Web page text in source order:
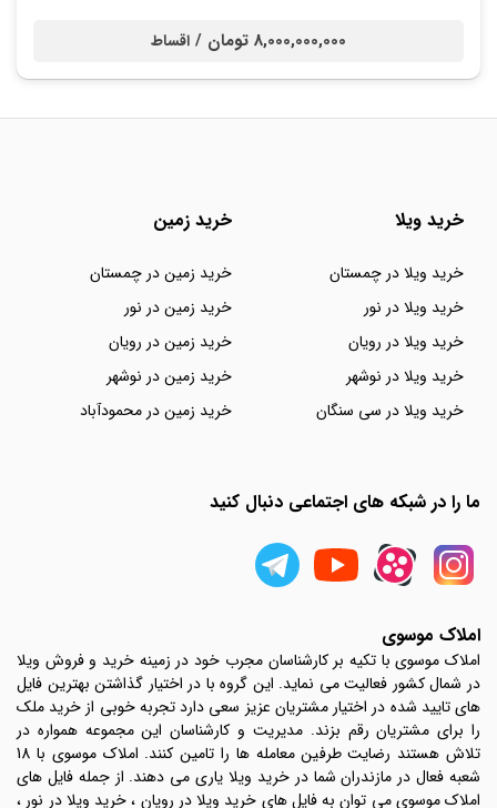
8,000,000,000 تومان / اقساط
خرید ویلا
خرید ویلا در چمستان
خرید ویلا در نور
خرید ویلا در رویان
خرید ویلا در نوشهر
خرید ویلا در سی سنگان
خرید زمین
خرید زمین در چمستان
خرید زمین در نور
خرید زمین در رویان
خرید زمین در نوشهر
خرید زمین در محمودآباد
ما را در شبکه های اجتماعی دنبال کنید
املاک موسوی
املاک موسوی با تکیه بر کارشناسان مجرب خود در زمینه خرید و فروش ویلا
در شمال کشور فعالیت می نماید. این گروه با در اختیار گذاشتن بهترین فایل
های تایید شده در اختیار مشتریان عزیز سعی دارد تجربه خوبی از خرید ملک
را برای مشتریان رقم بزند. مدیریت و کارشناسان این مجموعه همواره در
تلاش هستند رضایت طرفین معامله ها را تامین کنند. املاک موسوی با 18
شعبه فعال در مازندران شما در خرید ویلا یاری می دهند. از جمله فایل های
املاک موسوی می توان به فایل های خرید ویلا در رویان ، خرید ویلا در نور ،